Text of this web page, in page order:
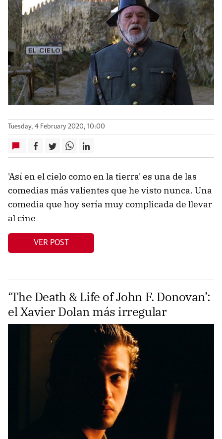
Tuesday, 4 February 2020, 10:00
'Así en el cielo como en la tierra' es una de las
comedias más valientes que he visto nunca. Una
comedia que hoy sería muy complicada de llevar
al cine
VER POST
‘The Death & Life of John F. Donovan’:
el Xavier Dolan más irregular